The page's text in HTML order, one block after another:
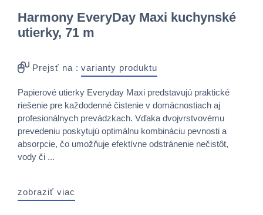
Harmony EveryDay Maxi kuchynské
utierky, 71 m
Prejsť na : varianty produktu
Papierové utierky Everyday Maxi predstavujú praktické
riešenie pre každodenné čistenie v domácnostiach aj
profesionálnych prevádzkach. Vďaka dvojvrstvovému
prevedeniu poskytujú optimálnu kombináciu pevnosti a
absorpcie, čo umožňuje efektívne odstránenie nečistôt,
vody či ...
zobraziť viac